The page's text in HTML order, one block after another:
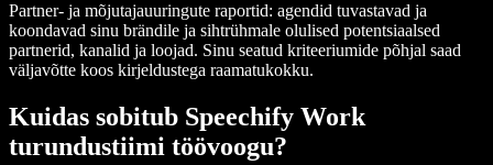
Partner- ja mõjutajauuringute raportid: agendid tuvastavad ja
koondavad sinu brändile ja sihtrühmale olulised potentsiaalsed
partnerid, kanalid ja loojad. Sinu seatud kriteeriumide põhjal saad
väljavõtte koos kirjeldustega raamatukokku.
Kuidas sobitub Speechify Work
turundustiimi töövoogu?